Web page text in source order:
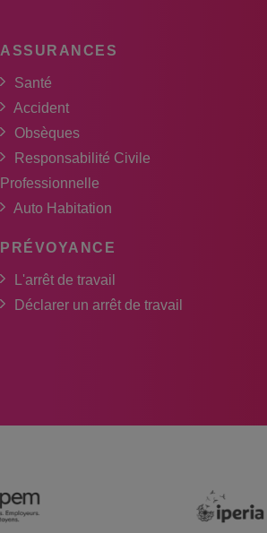
ASSURANCES
Santé
Accident
Obsèques
Responsabilité Civile
Professionnelle
Auto Habitation
PRÉVOYANCE
L'arrêt de travail
Déclarer un arrêt de travail